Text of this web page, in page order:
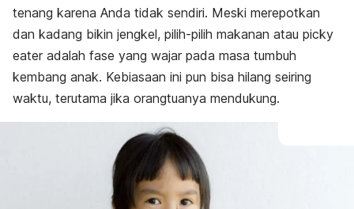
tenang karena Anda tidak sendiri. Meski merepotkan
dan kadang bikin jengkel, pilih-pilih makanan atau picky
eater adalah fase yang wajar pada masa tumbuh
kembang anak. Kebiasaan ini pun bisa hilang seiring
waktu, terutama jika orangtuanya mendukung.